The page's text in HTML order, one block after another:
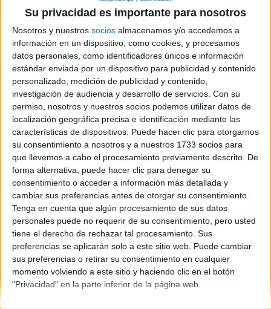
Su privacidad es importante para nosotros
Nosotros y nuestros socios almacenamos y/o accedemos a
información en un dispositivo, como cookies, y procesamos
datos personales, como identificadores únicos e información
estándar enviada por un dispositivo para publicidad y contenido
personalizado, medición de publicidad y contenido,
investigación de audiencia y desarrollo de servicios. Con su
permiso, nosotros y nuestros socios podemos utilizar datos de
localización geográfica precisa e identificación mediante las
características de dispositivos. Puede hacer clic para otorgarnos
su consentimiento a nosotros y a nuestros 1733 socios para
que llevemos a cabo el procesamiento previamente descrito. De
forma alternativa, puede hacer clic para denegar su
consentimiento o acceder a información más detallada y
cambiar sus preferencias antes de otorgar su consentimiento.
Tenga en cuenta que algún procesamiento de sus datos
personales puede no requerir de su consentimiento, pero usted
tiene el derecho de rechazar tal procesamiento. Sus
preferencias se aplicarán solo a este sitio web. Puede cambiar
sus preferencias o retirar su consentimiento en cualquier
momento volviendo a este sitio y haciendo clic en el botón
"Privacidad" en la parte inferior de la página web.
Comunidad:
País Vasco
Año del examen:
2013
Mes de examen:
Junio
Asignatura:
Dibujo Técnico II
Descripción del fichero:
Examen y criterios de corrección
Fichero Examen:
ex-men-selectividad-dibujo-t-cnico-ii-pa-s-vasco-2013-junio.pdf
Quiénes somos |Contactar|Anúnciate
Aviso legal|Politica de privacidad|Condiciones generales|
de cookies